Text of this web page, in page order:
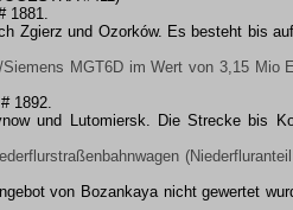
1881.
Zgierz und Ozorków. Es besteht bis
MGT6D im Wert von 3,15 Mio
1892.
und Lutomiersk. Die Strecke bis
von Bozankaya nicht gewertet